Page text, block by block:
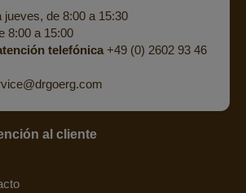
jueves, de 8:00 a 15:30
8:00 a 15:00
telefónica+49 (0) 2602 93 46
al cliente